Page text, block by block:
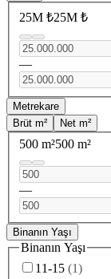
25M ₺25M ₺
—
Metrekare
Brüt m²
Net m²
500 m²500 m²
—
Binanın Yaşı
Binanın Yaşı
11-15 (1)